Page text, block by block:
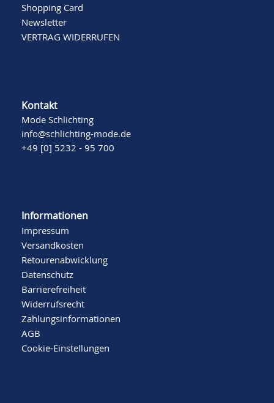
Shopping Card
Newsletter
VERTRAG WIDERRUFEN
Kontakt
Mode Schlichting
info@schlichting-mode.de
+49 [0] 5232 - 95 700
Informationen
Impressum
Versandkosten
Retourenabwicklung
Datenschutz
Barrierefreiheit
Widerrufsrecht
Zahlungsinformationen
AGB
Cookie-Einstellungen